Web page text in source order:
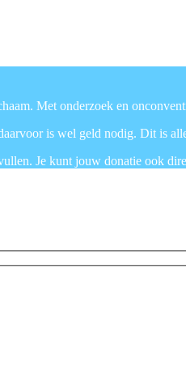
Met onderzoek en
is wel geld nodig. Dit is
Je kunt jouw donatie ook